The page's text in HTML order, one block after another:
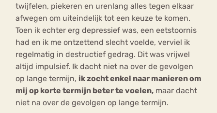
twijfelen, piekeren en urenlang alles tegen elkaar
afwegen om uiteindelijk tot een keuze te komen.
Toen ik echter erg depressief was, een eetstoornis
had en ik me ontzettend slecht voelde, verviel ik
regelmatig in destructief gedrag. Dit was vrijwel
altijd impulsief. Ik dacht niet na over de gevolgen
op lange termijn, ik zocht enkel naar manieren om
mij op korte termijn beter te voelen, maar dacht
niet na over de gevolgen op lange termijn.